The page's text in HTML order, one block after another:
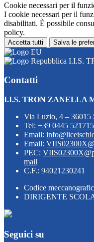
Cookie necessari per il
I cookie necessari per il
disabilitati. È possibile
policy.
Accetta tutti Salva le
I.I.S.
Contatti
I.I.S. TRON ZANELLA
Via Luzio, 4 – 36015
Tel: +39 0445 521715
Email:
Email:
PEC:
mail
C.F.: 94021230241
Codice
DIRIGENTE
Seguici su